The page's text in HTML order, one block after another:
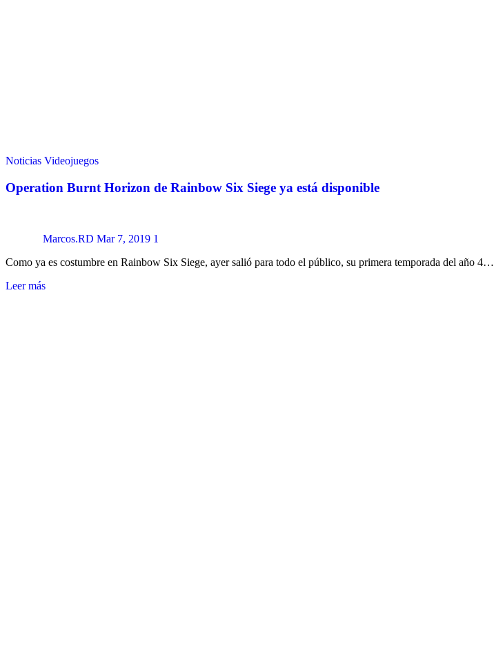
Noticias Videojuegos
Operation Burnt Horizon de Rainbow Six Siege ya está disponible
Marcos.RD Mar 7, 2019 1
Como ya es costumbre en Rainbow Six Siege, ayer salió para todo el público, su primera temporada del año 4…
Leer más